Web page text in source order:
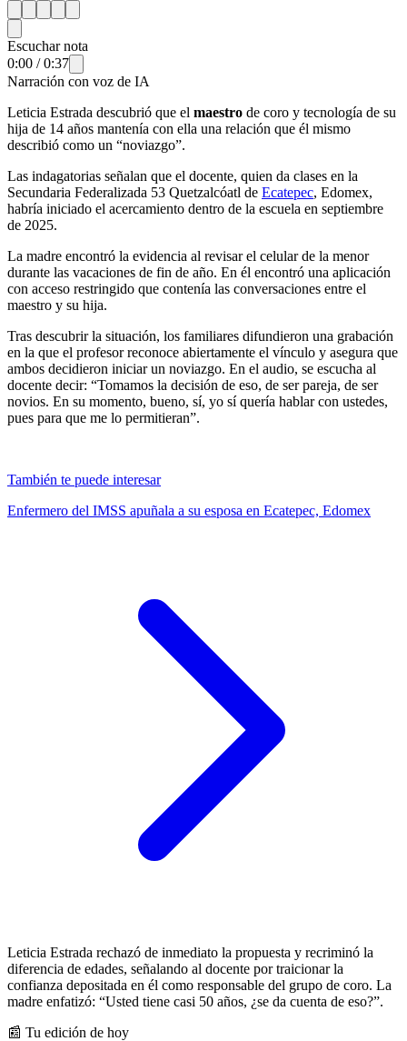
Escuchar nota
0:00 /0:37
Narración con voz de IA
Leticia Estrada descubrió que el maestro de coro y tecnología de su
hija de 14 años mantenía con ella una relación que él mismo
describió como un “noviazgo”.
Las indagatorias señalan que el docente, quien da clases en la
Secundaria Federalizada 53 Quetzalcóatl de Ecatepec, Edomex,
habría iniciado el acercamiento dentro de la escuela en septiembre
de 2025.
La madre encontró la evidencia al revisar el celular de la menor
durante las vacaciones de fin de año. En él encontró una aplicación
con acceso restringido que contenía las conversaciones entre el
maestro y su hija.
Tras descubrir la situación, los familiares difundieron una grabación
en la que el profesor reconoce abiertamente el vínculo y asegura que
ambos decidieron iniciar un noviazgo. En el audio, se escucha al
docente decir: “Tomamos la decisión de eso, de ser pareja, de ser
novios. En su momento, bueno, sí, yo sí quería hablar con ustedes,
pues para que me lo permitieran”.
También te puede interesar
Enfermero del IMSS apuñala a su esposa en Ecatepec, Edomex
Leticia Estrada rechazó de inmediato la propuesta y recriminó la
diferencia de edades, señalando al docente por traicionar la
confianza depositada en él como responsable del grupo de coro. La
madre enfatizó: “Usted tiene casi 50 años, ¿se da cuenta de eso?”.
📰 Tu edición de hoy